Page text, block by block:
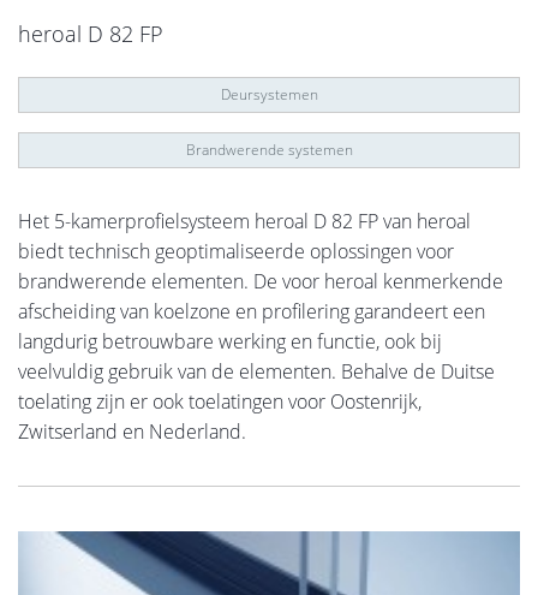
heroal D 82 FP
Deursystemen
Brandwerende systemen
Het 5-kamerprofielsysteem heroal D 82 FP van heroal
biedt technisch geoptimaliseerde oplossingen voor
brandwerende elementen. De voor heroal kenmerkende
afscheiding van koelzone en profilering garandeert een
langdurig betrouwbare werking en functie, ook bij
veelvuldig gebruik van de elementen. Behalve de Duitse
toelating zijn er ook toelatingen voor Oostenrijk,
Zwitserland en Nederland.